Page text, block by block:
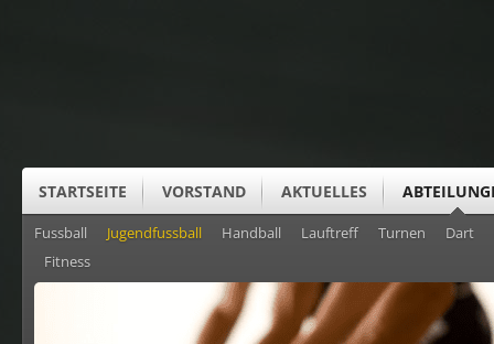
STARTSEITE VORSTAND AKTUELLES
SUS CLUBHEIM
Fussball Jugendfussball Handball Lauftreff Turnen
Dart
Fitness